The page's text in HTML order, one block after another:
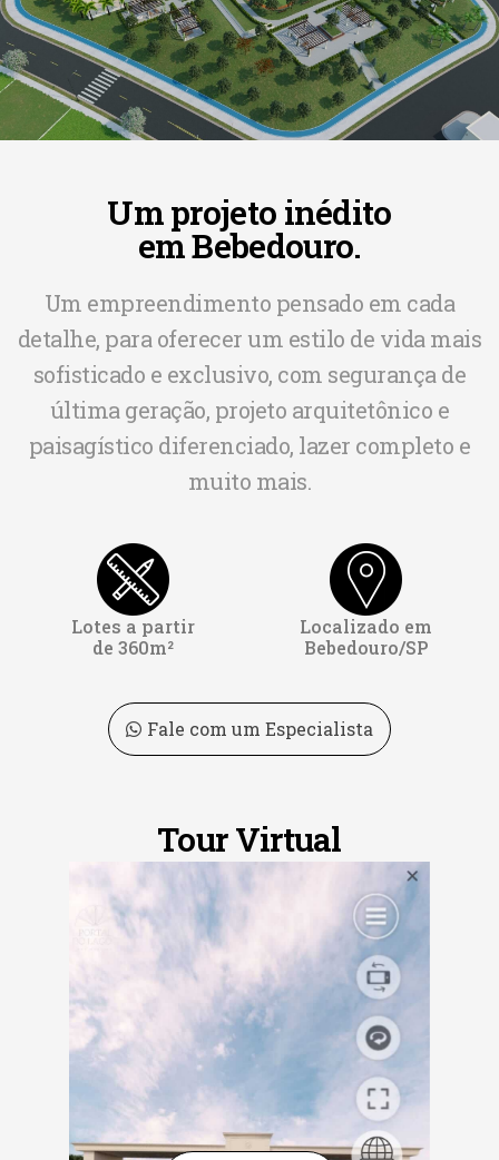
Um projeto inédito
em Bebedouro.
Um empreendimento pensado em cada
detalhe, para oferecer um estilo de vida mais
sofisticado e exclusivo, com segurança de
última geração, projeto arquitetônico e
paisagístico diferenciado, lazer completo e
muito mais.
Lotes a partir
de 360m²
Localizado em
Bebedouro/SP
Fale com um Especialista
Tour Virtual